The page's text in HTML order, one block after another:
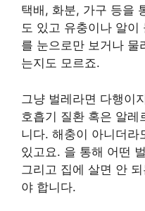
택배, 화분, 가구 등을
도 있고 유충이나 알이
를 눈으로만 보거나 물
는지도 모르죠.
그냥 벌레라면 다행이
호흡기 질환 혹은 알레
니다. 해충이 아니더라
있고요. 을 통해 어떤
그리고 집에 살면 안
야 합니다.